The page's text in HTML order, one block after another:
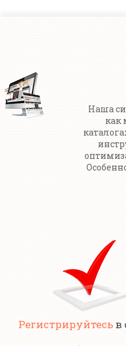
Наша
как
Регистрируйтесьв